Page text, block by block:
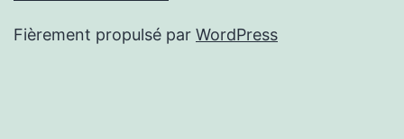
Fièrement propulsé par WordPress